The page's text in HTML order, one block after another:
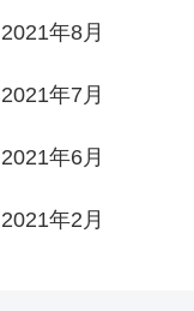
2021年8月
2021年7月
2021年6月
2021年2月